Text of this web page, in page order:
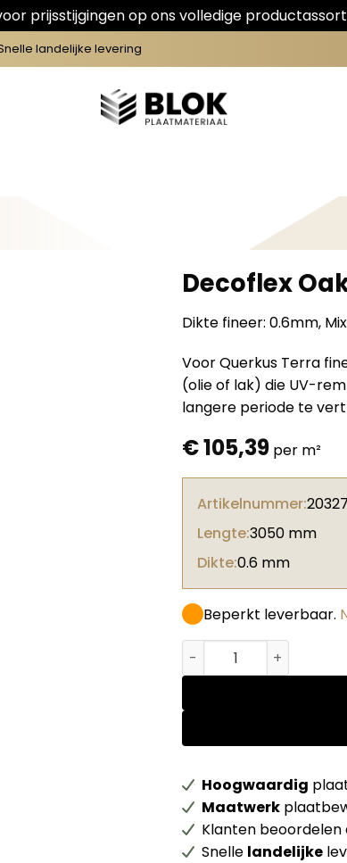
prijsstijgingen op ons volledige
landelijke levering
Decoflex
Dikte fineer: 0.6mm,
Voor Querkus Terra
(olie of lak) die UV-
langere periode te
€105,39 per m²
Artikelnummer:
Lengte:3050 mm
Dikte:0.6 mm
Beperkt leverbaar.
Decoflex Oak Terra
Hoogwaardig
Maatwerk
Klanten beoordelen
Snelle landelijke